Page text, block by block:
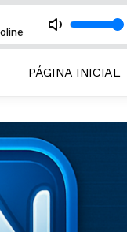
PÁGINA INICIAL